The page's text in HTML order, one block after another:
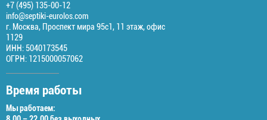
+7 (495) 135-00-12
info@septiki-eurolos.com
г. Москва, Проспект мира 95с1, 11 этаж, офис
1129
ИНН: 5040173545
ОГРН: 1215000057062
Время работы
Мы работаем: